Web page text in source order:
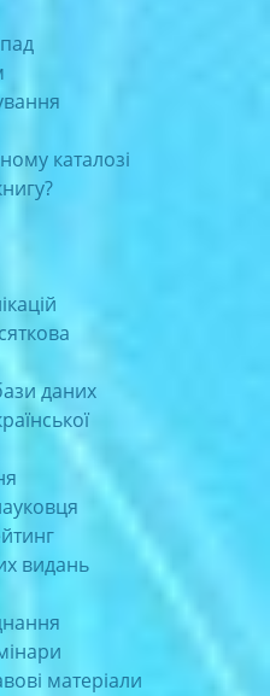
каталозі
даних
видань
матеріали